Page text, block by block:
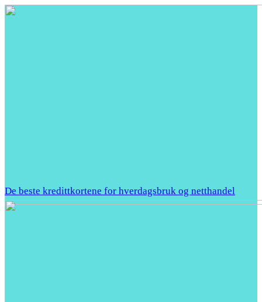
De beste kredittkortene for hverdagsbruk og netthandel